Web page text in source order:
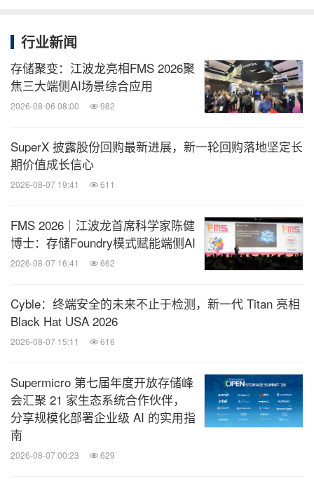
行业新闻
存储聚变：江波龙亮相FMS 2026聚
焦三大端侧AI场景综合应用
2026-08-06 08:00 982
SuperX 披露股份回购最新进展，新一轮回购落地坚定长
期价值成长信心
2026-08-07 19:41 611
FMS 2026｜江波龙首席科学家陈健
博士：存储Foundry模式赋能端侧AI
2026-08-07 16:41 662
Cyble：终端安全的未来不止于检测，新一代 Titan 亮相
Black Hat USA 2026
2026-08-07 15:11 616
Supermicro 第七届年度开放存储峰
会汇聚 21 家生态系统合作伙伴，
分享规模化部署企业级 AI 的实用指
南
2026-08-07 00:23 629